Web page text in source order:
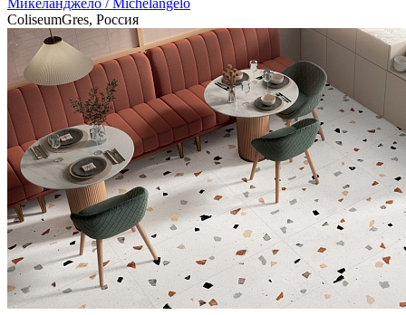
Микеланджело / Michelangelo
ColiseumGres, Россия